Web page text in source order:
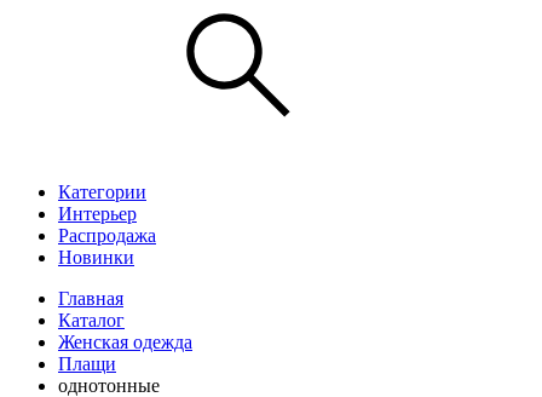
Категории
Интерьер
Распродажа
Новинки
Главная
Каталог
Женская одежда
Плащи
однотонные